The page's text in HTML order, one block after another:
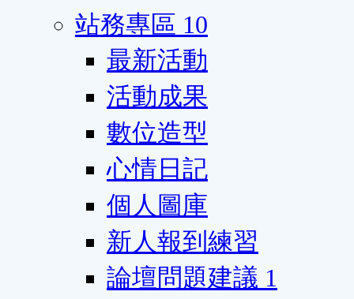
站務專區 10
最新活動
活動成果
數位造型
心情日記
個人圖庫
新人報到練習
論壇問題建議 1